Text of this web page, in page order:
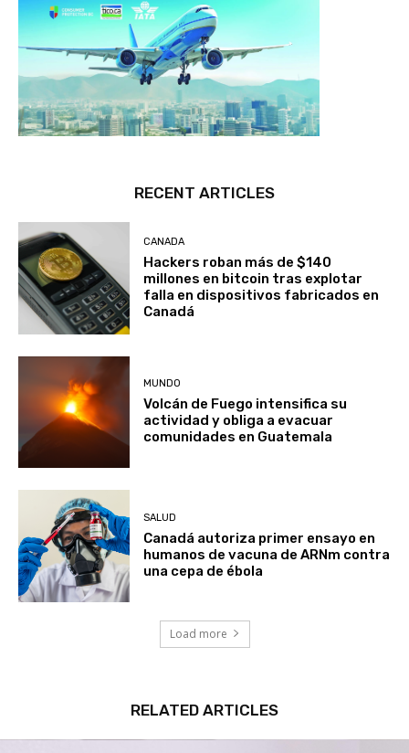
RECENT ARTICLES
CANADA
Hackers roban más de $140
millones en bitcoin tras explotar
falla en dispositivos fabricados en
Canadá
MUNDO
Volcán de Fuego intensifica su
actividad y obliga a evacuar
comunidades en Guatemala
SALUD
Canadá autoriza primer ensayo en
humanos de vacuna de ARNm contra
una cepa de ébola
Load more
RELATED ARTICLES